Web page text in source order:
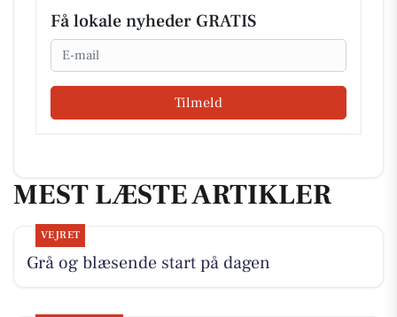
Få lokale nyheder GRATIS
Email
Tilmeld
MEST LÆSTE ARTIKLER
VEJRET
Grå og blæsende start på dagen